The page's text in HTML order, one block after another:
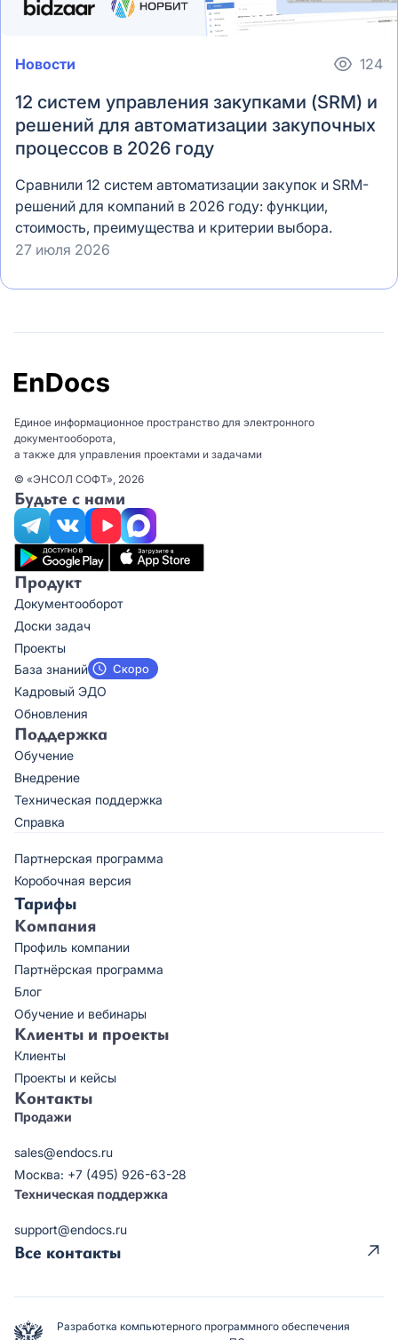
Новости 124
12 систем управления закупками (SRM) и
решений для автоматизации закупочных
процессов в 2026 году
Сравнили 12 систем автоматизации закупок и SRM-
решений для компаний в 2026 году: функции,
стоимость, преимущества и критерии выбора.
27 июля 2026
Единое информационное пространство для электронного
документооборота,
а также для управления проектами и задачами
© «ЭНСОЛ СОФТ», 2026
Будьте с нами
Продукт
Документооборот
Доски задач
Проекты
База знаний
Кадровый ЭДО
Обновления
Поддержка
Обучение
Внедрение
Техническая поддержка
Справка
Партнерская программа
Коробочная версия
Тарифы
Компания
Профиль компании
Партнёрская программа
Блог
Обучение и вебинары
Клиенты и проекты
Клиенты
Проекты и кейсы
Контакты
Продажи
sales@endocs.ru
Москва: +7 (495) 926-63-28
Техническая поддержка
support@endocs.ru
Все контакты
Разработка компьютерного программного обеспечения